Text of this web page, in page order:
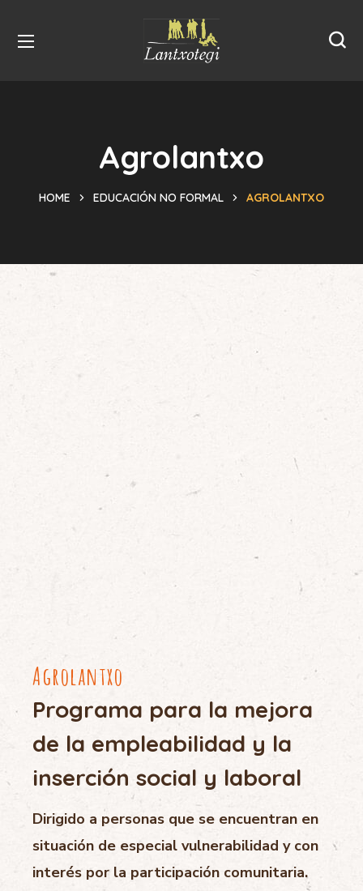
Agrolantxo
HOME EDUCACIÓN NO FORMAL AGROLANTXO
Agrolantxo
Programa para la mejora
de la empleabilidad y la
inserción social y laboral
Dirigido a personas que se encuentran en
situación de especial vulnerabilidad y con
interés por la participación comunitaria.